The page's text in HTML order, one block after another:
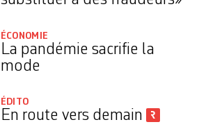
ÉCONOMIE
La pandémie sacrifie la
mode
ÉDITO
En route vers demain